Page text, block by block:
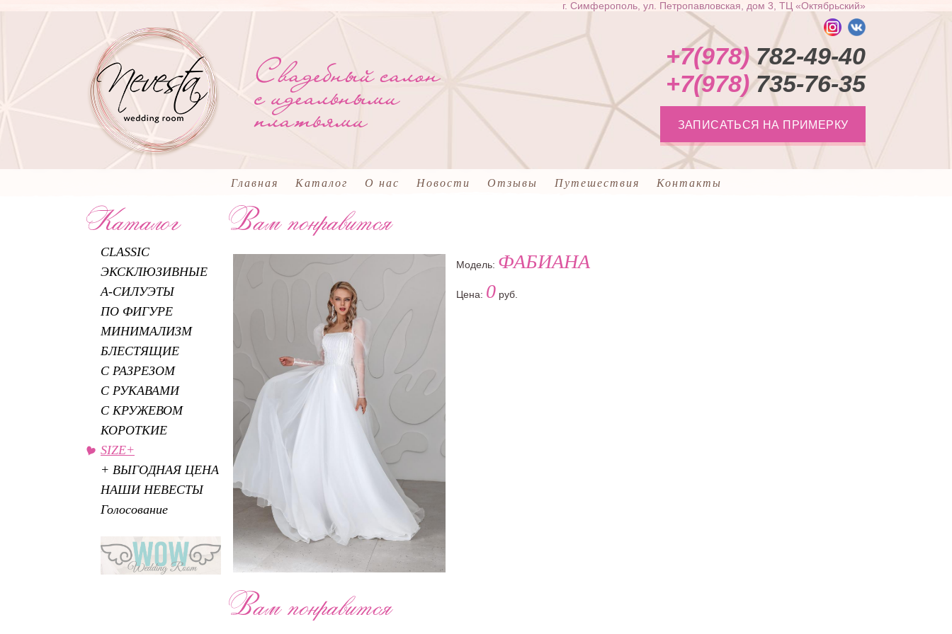
г. Симферополь, ул. Петропавловская, дом 3, ТЦ «Октябрьский»
ЗАПИСАТЬСЯ НА ПРИМЕРКУ
+7(978)782-49-40
+7(978)735-76-35
Главная Каталог О нас Новости Отзывы Путешествия Контакты
CLASSIC
ЭКСКЛЮЗИВНЫЕ
А-СИЛУЭТЫ
ПО ФИГУРЕ
МИНИМАЛИЗМ
БЛЕСТЯЩИЕ
С РАЗРЕЗОМ
С РУКАВАМИ
С КРУЖЕВОМ
КОРОТКИЕ
SIZE+
+ ВЫГОДНАЯ ЦЕНА
НАШИ НЕВЕСТЫ
Голосование
Модель: ФАБИАНА
Цена: 0 руб.